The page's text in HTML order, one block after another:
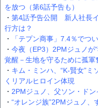
を放つ（第6話予告も）
・ 第4話予告公開 新人社長
行方は？
・
「テプン商事」7.4％でつ
・ 今夜（EP3）2PMジュノが
覚醒－生地を守るために孤軍
・ キム・ミンハ、“K-賢女”
くリアルヒロイン体現
・ 2PMジュノ、父ソン・ド
・ “オレンジ族”2PMジュノ